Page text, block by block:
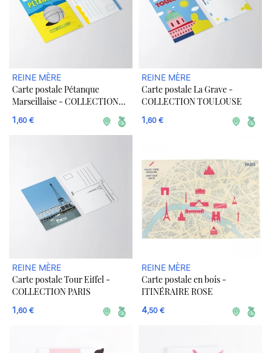
REINE MÈRE
Carte postale Pétanque
Marseillaise - COLLECTION
MARSEILLE
1,60 €
REINE MÈRE
Carte postale La Grave -
COLLECTION TOULOUSE
1,60 €
REINE MÈRE
Carte postale Tour Eiffel -
COLLECTION PARIS
1,60 €
REINE MÈRE
Carte postale en bois -
ITINÉRAIRE ROSE
4,50 €